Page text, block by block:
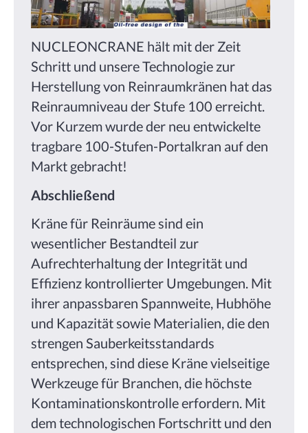
NUCLEONCRANE hält mit der Zeit
Schritt und unsere Technologie zur
Herstellung von Reinraumkränen hat das
Reinraumniveau der Stufe 100 erreicht.
Vor Kurzem wurde der neu entwickelte
tragbare 100-Stufen-Portalkran auf den
Markt gebracht!
Abschließend
Kräne für Reinräume sind ein
wesentlicher Bestandteil zur
Aufrechterhaltung der Integrität und
Effizienz kontrollierter Umgebungen. Mit
ihrer anpassbaren Spannweite, Hubhöhe
und Kapazität sowie Materialien, die den
strengen Sauberkeitsstandards
entsprechen, sind diese Kräne vielseitige
Werkzeuge für Branchen, die höchste
Kontaminationskontrolle erfordern. Mit
dem technologischen Fortschritt und den